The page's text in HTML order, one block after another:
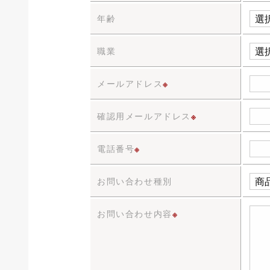
年齢
職業
メールアドレス※
確認用メールアドレス ※
電話番号※
お問い合わせ種別
お問い合わせ内容※